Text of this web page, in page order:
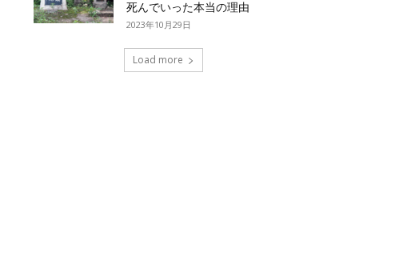
死んでいった本当の理由
2023年10月29日
Load more